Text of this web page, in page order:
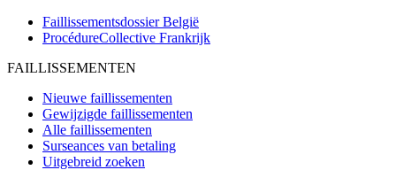
Faillissementsdossier België
ProcédureCollective Frankrijk
FAILLISSEMENTEN
Nieuwe faillissementen
Gewijzigde faillissementen
Alle faillissementen
Surseances van betaling
Uitgebreid zoeken